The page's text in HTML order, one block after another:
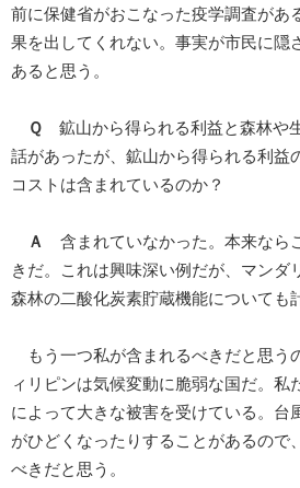
前に保健省がおこなった疫学調査があ
果を出してくれない。事実が市民に隠
あると思う。
Ｑ 鉱山から得られる利益と森林や
話があったが、鉱山から得られる利益
コストは含まれているのか？
Ａ
含まれていなかった。本来なら
きだ。これは興味深い例だが、マンダ
森林の二酸化炭素貯蔵機能についても
もう一つ私が含まれるべきだと思う
ィリピンは気候変動に脆弱な国だ。私
によって大きな被害を受けている。台
がひどくなったりすることがあるので
べきだと思う。